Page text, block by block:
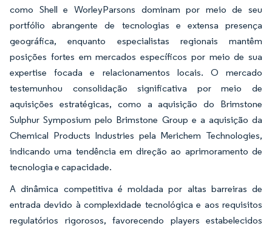
como Shell e WorleyParsons dominam por meio de seu
portfólio abrangente de tecnologias e extensa presença
geográfica, enquanto especialistas regionais mantêm
posições fortes em mercados específicos por meio de sua
expertise focada e relacionamentos locais. O mercado
testemunhou consolidação significativa por meio de
aquisições estratégicas, como a aquisição do Brimstone
Sulphur Symposium pelo Brimstone Group e a aquisição da
Chemical Products Industries pela Merichem Technologies,
indicando uma tendência em direção ao aprimoramento de
tecnologia e capacidade.
A dinâmica competitiva é moldada por altas barreiras de
entrada devido à complexidade tecnológica e aos requisitos
regulatórios rigorosos, favorecendo players estabelecidos